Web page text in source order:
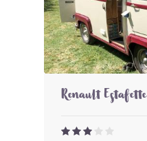
Renault Estafette